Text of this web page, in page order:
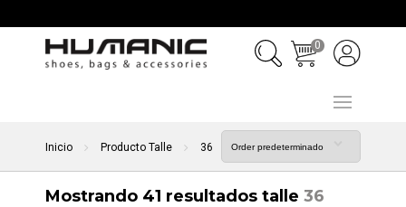
0
Inicio Producto Talle 36
Mostrando 41 resultados talle 36